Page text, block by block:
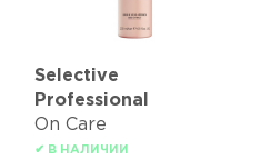
Selective
Professional
On Care
✔ В НАЛИЧИИ